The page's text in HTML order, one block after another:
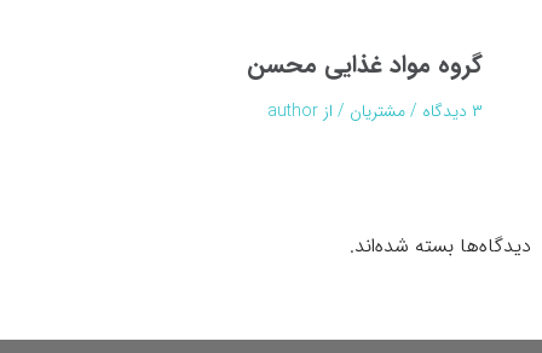
گروه مواد غذایی محسن
۳ دیدگاه /مشتریان / از author
دیدگاه‌ها بسته شده‌اند.